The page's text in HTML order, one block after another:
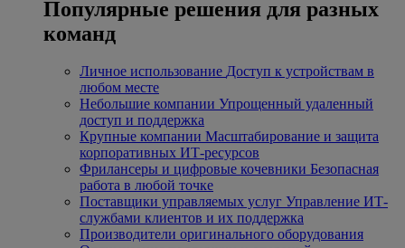
Популярные решения для разных
команд
Личное использование Доступ к устройствам в
любом месте
Небольшие компании Упрощенный удаленный
доступ и поддержка
Крупные компании Масштабирование и защита
корпоративных ИТ-ресурсов
Фрилансеры и цифровые кочевники Безопасная
работа в любой точке
Поставщики управляемых услуг Управление ИТ-
службами клиентов и их поддержка
Производители оригинального оборудования